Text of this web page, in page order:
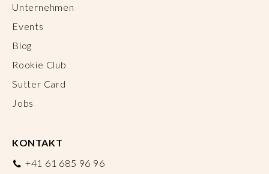
Unternehmen
Events
Blog
Rookie Club
Sutter Card
Jobs
KONTAKT
+41 61 685 96 96